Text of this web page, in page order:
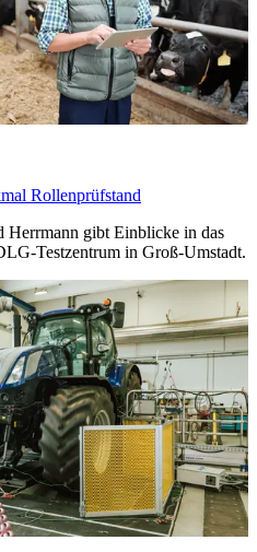
Rollenprüfstand
Herrmann gibt Einblicke in das
Testzentrum in Groß-Umstadt.